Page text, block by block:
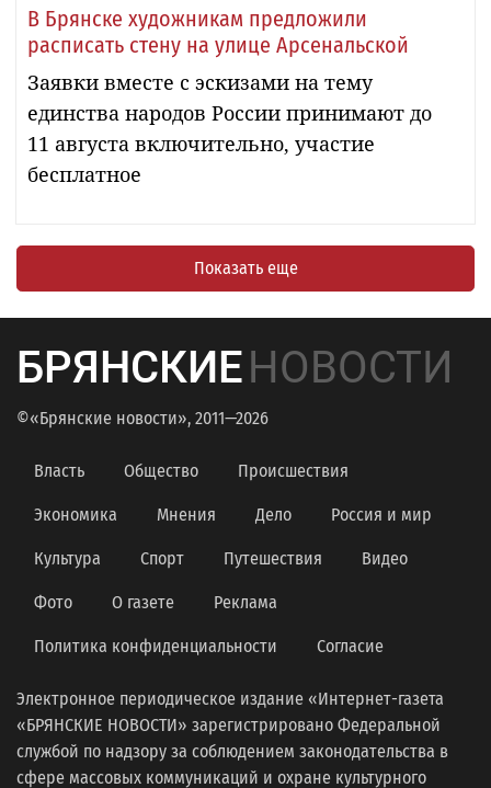
В Брянске художникам предложили
расписать стену на улице Арсенальской
Заявки вместе с эскизами на тему
единства народов России принимают до
11 августа включительно, участие
бесплатное
Показать еще
БРЯНСКИЕНОВОСТИ
©«Брянские новости», 2011—2026
Власть Общество Происшествия
Экономика Мнения Дело Россия и мир
Культура Спорт Путешествия Видео
Фото О газете Реклама
Политика конфиденциальности Согласие
Электронное периодическое издание «Интернет-газета
«БРЯНСКИЕ НОВОСТИ» зарегистрировано Федеральной
службой по надзору за соблюдением законодательства в
сфере массовых коммуникаций и охране культурного